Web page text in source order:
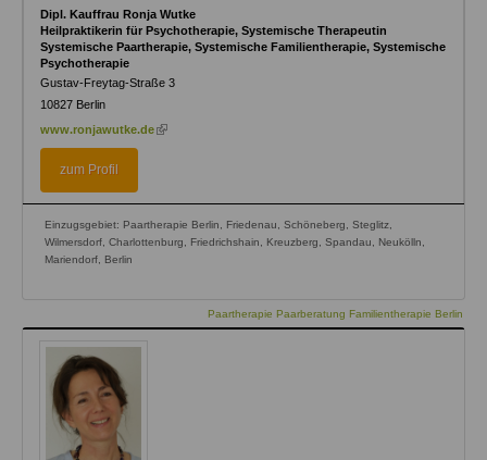
Dipl. Kauffrau Ronja Wutke
Heilpraktikerin für Psychotherapie, Systemische Therapeutin
Systemische Paartherapie, Systemische Familientherapie, Systemische
Psychotherapie
Gustav-Freytag-Straße 3
10827 Berlin
www.ronjawutke.de(link
zum Profil
Einzugsgebiet: Paartherapie Berlin, Friedenau, Schöneberg, Steglitz,
Wilmersdorf, Charlottenburg, Friedrichshain, Kreuzberg, Spandau, Neukölln,
Mariendorf, Berlin
Paartherapie Paarberatung Familientherapie Berlin